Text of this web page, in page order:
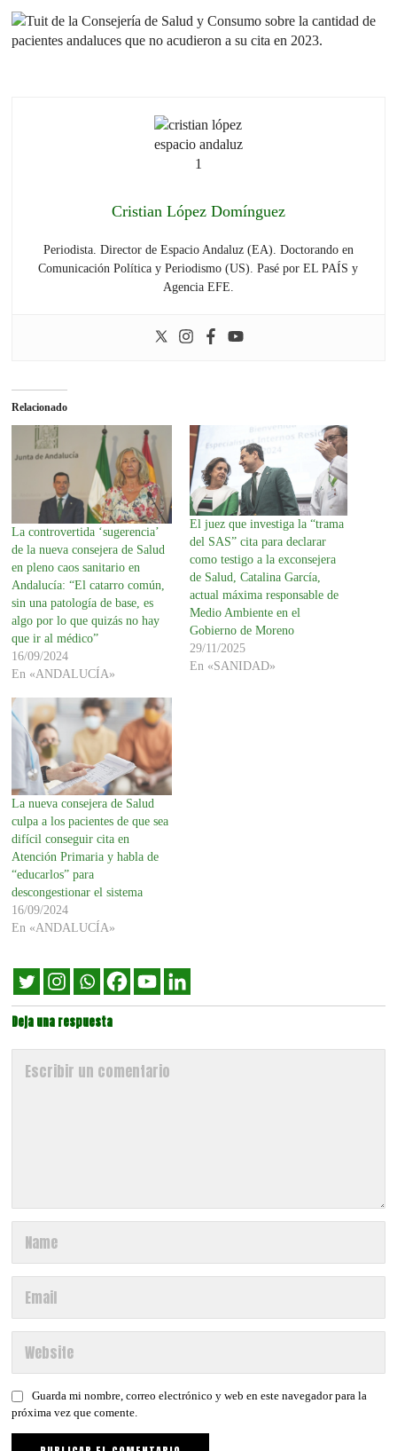
Cristian López Domínguez
Periodista. Director de Espacio Andaluz (EA). Doctorando en
Comunicación Política y Periodismo (US). Pasé por EL PAÍS y
Agencia EFE.
Relacionado
La controvertida ‘sugerencia’
de la nueva consejera de Salud
en pleno caos sanitario en
Andalucía: “El catarro común,
sin una patología de base, es
algo por lo que quizás no hay
que ir al médico”
16/09/2024
En «ANDALUCÍA»
El juez que investiga la “trama
del SAS” cita para declarar
como testigo a la exconsejera
de Salud, Catalina García,
actual máxima responsable de
Medio Ambiente en el
Gobierno de Moreno
29/11/2025
En «SANIDAD»
La nueva consejera de Salud
culpa a los pacientes de que sea
difícil conseguir cita en
Atención Primaria y habla de
“educarlos” para
descongestionar el sistema
16/09/2024
En «ANDALUCÍA»
Deja una respuesta
Guarda mi nombre, correo electrónico y web en este navegador para la
próxima vez que comente.